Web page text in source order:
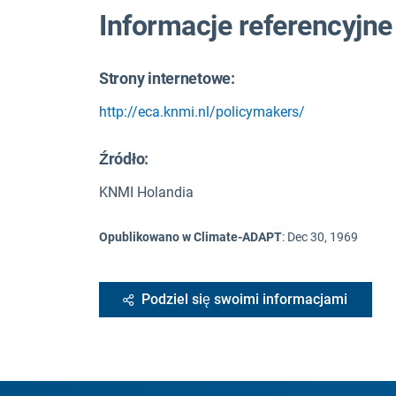
Informacje referencyjne
Strony internetowe:
http://eca.knmi.nl/policymakers/
Źródło:
KNMI Holandia
Opublikowano w Climate-ADAPT: Dec 30, 1969
Podziel się swoimi informacjami